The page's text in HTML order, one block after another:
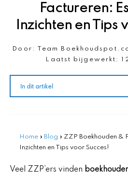
Factureren:
Inzichten en Tips
Door: Team
Laatst bijgewerkt:
In dit artikel
Home » Blog » ZZP Boekhouden &
Inzichten en Tips voor Succes!
Veel ZZP’ers vinden